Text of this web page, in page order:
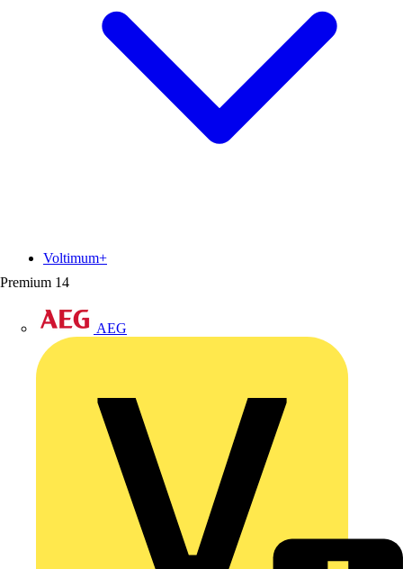
Premium 14
AEG
Voltimum+